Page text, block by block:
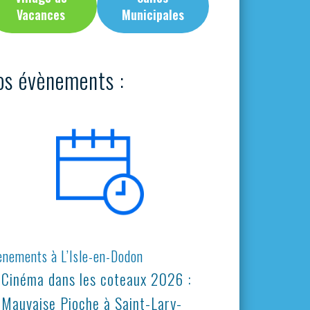
Vacances
Municipales
évènements :
à L’Isle-en-Dodon
Cinéma dans les coteaux 2026 :
Mauvaise Pioche à Saint-Lary-